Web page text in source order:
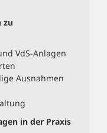
zu
VdS-Anlagen
Ausnahmen
in der Praxis